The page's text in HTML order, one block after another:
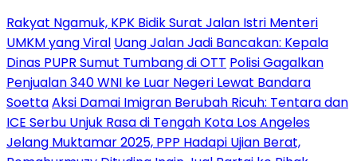
Rakyat Ngamuk, KPK Bidik Surat Jalan Istri Menteri
UMKM yang Viral Uang Jalan Jadi Bancakan: Kepala
Dinas PUPR Sumut Tumbang di OTT Polisi Gagalkan
Penjualan 340 WNI ke Luar Negeri Lewat Bandara
SoettaAksi Damai Imigran Berubah Ricuh: Tentara dan
ICE Serbu Unjuk Rasa di Tengah Kota Los Angeles
Jelang Muktamar 2025, PPP Hadapi Ujian Berat,